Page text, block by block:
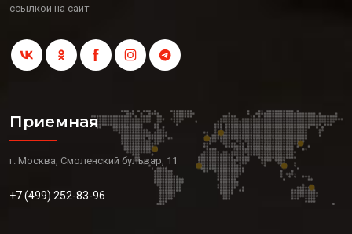
ссылкой на сайт
Приемная
г. Москва, Смоленский бульвар, 11
+7 (499) 252-83-96